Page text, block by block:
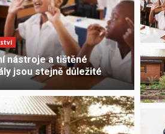
nástroje a tištěné
jsou stejně důležité